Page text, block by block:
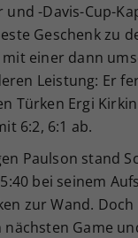
-Davis-Cup-
Geschenk zu
einer dann
Leistung: Er
Türken Ergi Kirkin
6:2, 6:1 ab.
Paulson stand
bei seinem
zur Wand.
nächsten Game